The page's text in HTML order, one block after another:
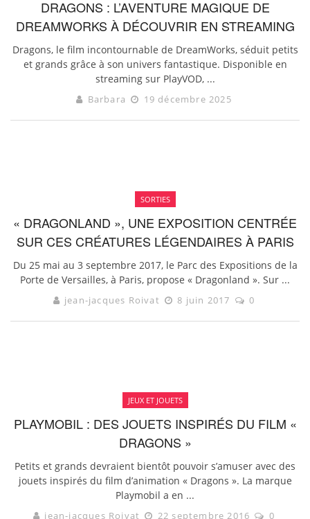
DRAGONS : L’AVENTURE MAGIQUE DE
DREAMWORKS À DÉCOUVRIR EN STREAMING
Dragons, le film incontournable de DreamWorks, séduit petits
et grands grâce à son univers fantastique. Disponible en
streaming sur PlayVOD, ...
Barbara 19 décembre 2025
SORTIES
« DRAGONLAND », UNE EXPOSITION CENTRÉE
SUR CES CRÉATURES LÉGENDAIRES À PARIS
Du 25 mai au 3 septembre 2017, le Parc des Expositions de la
Porte de Versailles, à Paris, propose « Dragonland ». Sur ...
jean-jacques Roivat 8 juin 2017 0
JEUX ET JOUETS
PLAYMOBIL : DES JOUETS INSPIRÉS DU FILM «
DRAGONS »
Petits et grands devraient bientôt pouvoir s’amuser avec des
jouets inspirés du film d’animation « Dragons ». La marque
Playmobil a en ...
jean-jacques Roivat 22 septembre 2016 0